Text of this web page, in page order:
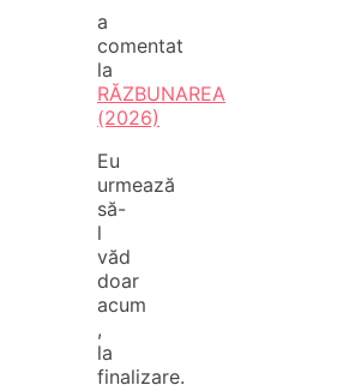
a
comentat
la
RĂZBUNAREA
(2026)
Eu
urmează
să-
l
văd
doar
acum
,
la
finalizare.